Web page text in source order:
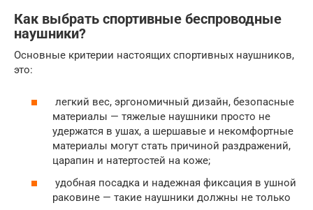
Как выбрать спортивные беспроводные
наушники?
Основные критерии настоящих спортивных наушников,
это:
легкий вес, эргономичный дизайн, безопасные
материалы — тяжелые наушники просто не
удержатся в ушах, а шершавые и некомфортные
материалы могут стать причиной раздражений,
царапин и натертостей на коже;
удобная посадка и надежная фиксация в ушной
раковине — такие наушники должны не только